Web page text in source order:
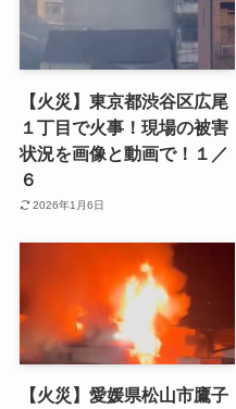
【火災】東京都渋谷区広尾
１丁目で火事！現場の被害
状況を画像と動画で！１／
６
2026年1月6日
【火災】愛媛県松山市鷹子